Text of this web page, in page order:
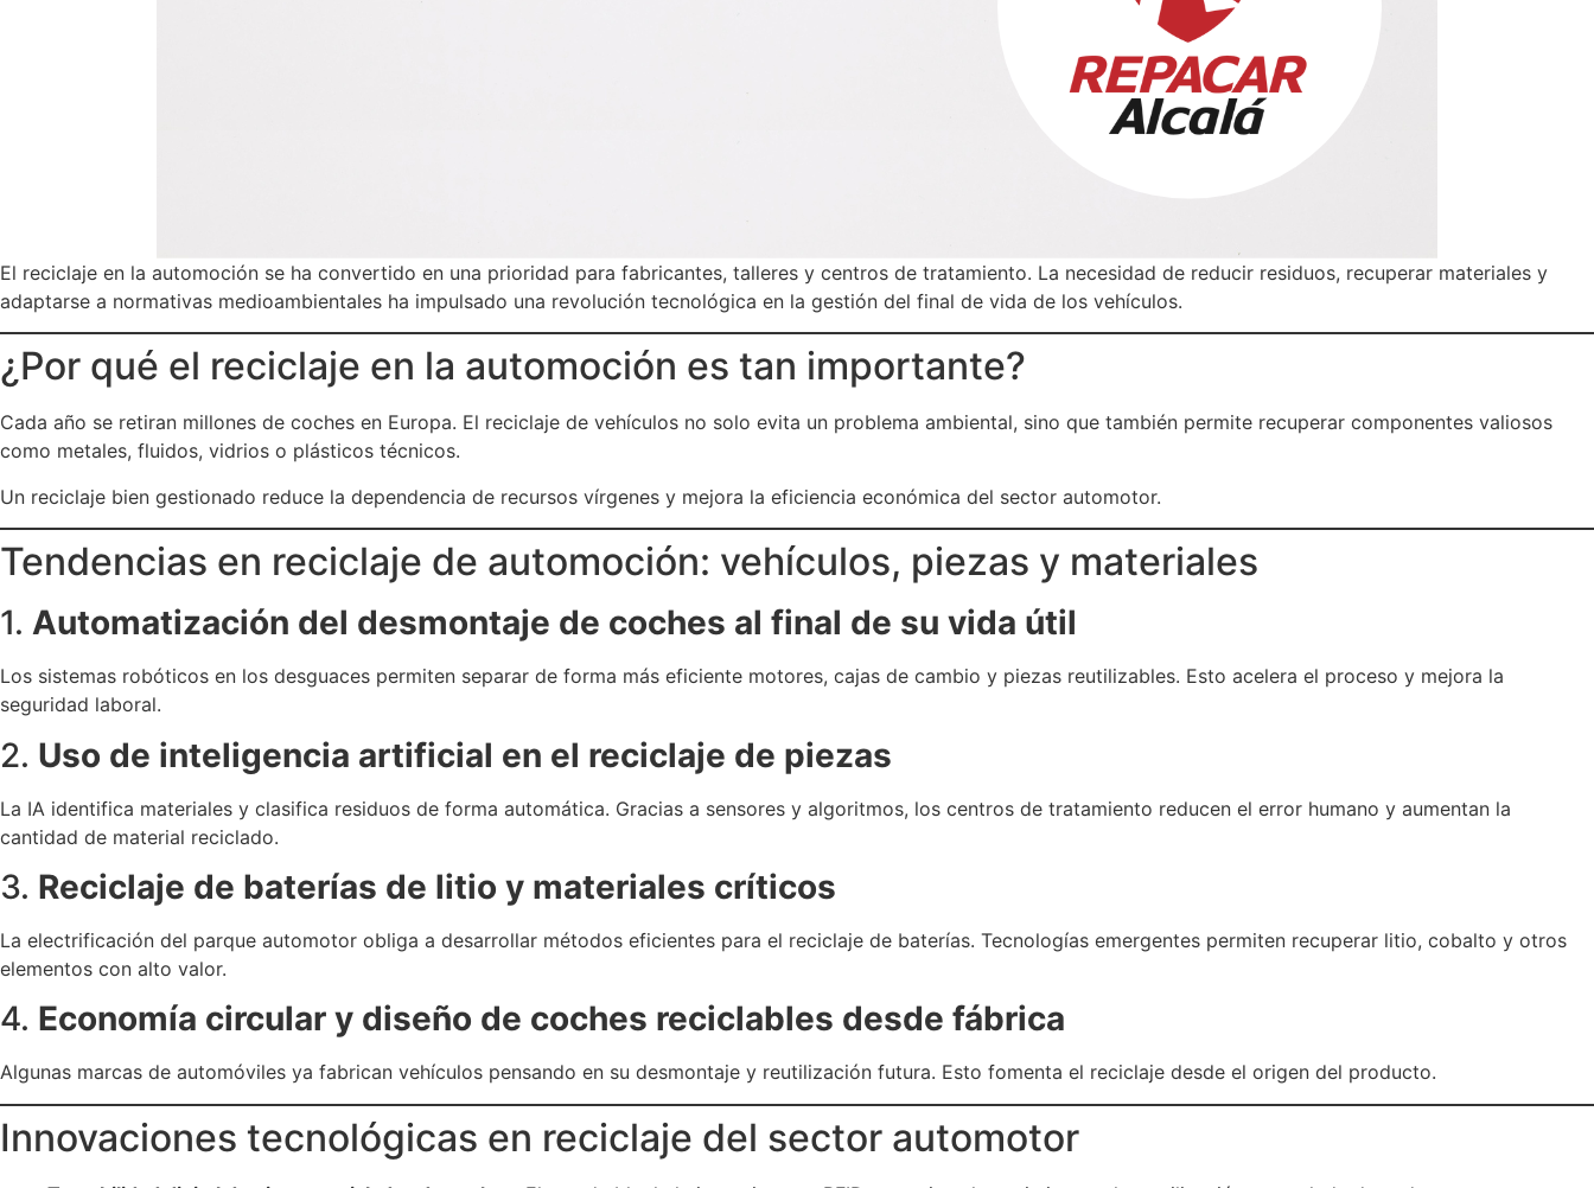
El reciclaje en la automoción se ha convertido en una prioridad para fabricantes, talleres y centros de tratamiento. La necesidad de reducir residuos, recuperar materiales y
adaptarse a normativas medioambientales ha impulsado una revolución tecnológica en la gestión del final de vida de los vehículos.
¿Por qué el reciclaje en la automoción es tan importante?
Cada año se retiran millones de coches en Europa. El reciclaje de vehículos no solo evita un problema ambiental, sino que también permite recuperar componentes valiosos
como metales, fluidos, vidrios o plásticos técnicos.
Un reciclaje bien gestionado reduce la dependencia de recursos vírgenes y mejora la eficiencia económica del sector automotor.
Tendencias en reciclaje de automoción: vehículos, piezas y materiales
1. Automatización del desmontaje de coches al final de su vida útil
Los sistemas robóticos en los desguaces permiten separar de forma más eficiente motores, cajas de cambio y piezas reutilizables. Esto acelera el proceso y mejora la
seguridad laboral.
2. Uso de inteligencia artificial en el reciclaje de piezas
La IA identifica materiales y clasifica residuos de forma automática. Gracias a sensores y algoritmos, los centros de tratamiento reducen el error humano y aumentan la
cantidad de material reciclado.
3. Reciclaje de baterías de litio y materiales críticos
La electrificación del parque automotor obliga a desarrollar métodos eficientes para el reciclaje de baterías. Tecnologías emergentes permiten recuperar litio, cobalto y otros
elementos con alto valor.
4. Economía circular y diseño de coches reciclables desde fábrica
Algunas marcas de automóviles ya fabrican vehículos pensando en su desmontaje y reutilización futura. Esto fomenta el reciclaje desde el origen del producto.
Innovaciones tecnológicas en reciclaje del sector automotor